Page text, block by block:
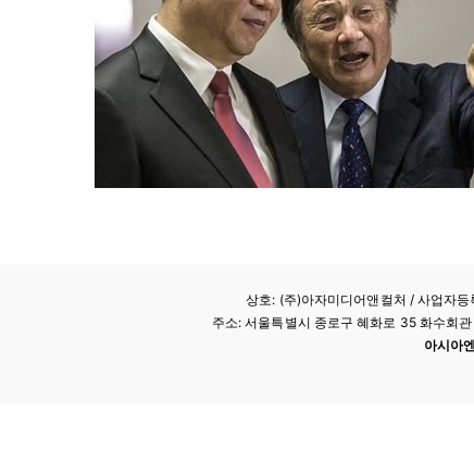
상호: (주)아자미디어앤컬처 /사업자
주소: 서울특별시 종로구 혜화로 35 화수회
아시아